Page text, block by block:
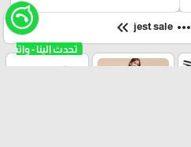
more_horiz
jest sale
keyboard_double_arrow_left